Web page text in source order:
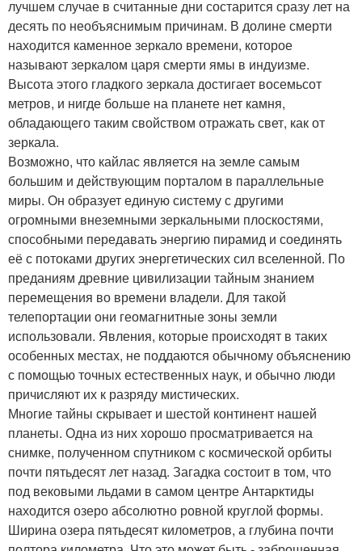
лучшем случае в считанные дни состарится сразу лет на
десять по необъяснимым причинам. В долине смерти
находится каменное зеркало времени, которое
называют зеркалом царя смерти ямы в индуизме.
Высота этого гладкого зеркала достигает восемьсот
метров, и нигде больше на планете нет камня,
обладающего таким свойством отражать свет, как от
зеркала.
Возможно, что кайлас является на земле самым
большим и действующим порталом в параллельные
миры. Он образует единую систему с другими
огромными внеземными зеркальными плоскостями,
способными передавать энергию пирамид и соединять
её с потоками других энергетических сил вселенной. По
преданиям древние цивилизации тайным знанием
перемещения во времени владели. Для такой
телепортации они геомагнитные зоны земли
использовали. Явления, которые происходят в таких
особенных местах, не поддаются обычному объяснению
с помощью точных естественных наук, и обычно люди
причисляют их к разряду мистических.
Многие тайны скрывает и шестой континент нашей
планеты. Одна из них хорошо просматривается на
снимке, полученном спутником с космической орбиты
почти пятьдесят лет назад. Загадка состоит в том, что
под вековыми льдами в самом центре Антарктиды
находится озеро абсолютно ровной круглой формы.
Ширина озера пятьдесят километров, а глубина почти